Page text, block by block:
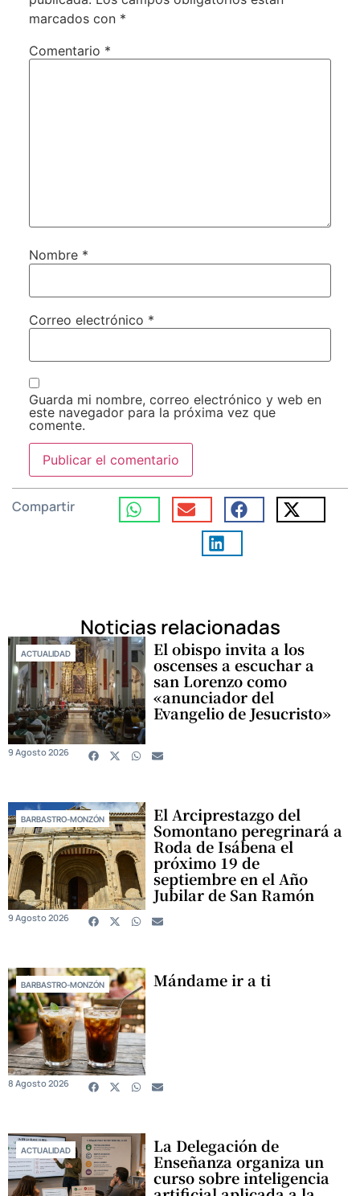
marcados con *
Comentario *
Nombre *
Correo electrónico *
Guarda mi nombre, correo electrónico y web en
este navegador para la próxima vez que
comente.
Compartir
Noticias relacionadas
ACTUALIDAD El obispo invita a los
oscenses a escuchar a
san Lorenzo como
«anunciador del
Evangelio de Jesucristo»
9 Agosto 2026
BARBASTRO-MONZÓN El Arciprestazgo del
Somontano peregrinará a
Roda de Isábena el
próximo 19 de
septiembre en el Año
Jubilar de San Ramón
9 Agosto 2026
BARBASTRO-MONZÓN Mándame ir a ti
8 Agosto 2026
ACTUALIDAD La Delegación de
Enseñanza organiza un
curso sobre inteligencia